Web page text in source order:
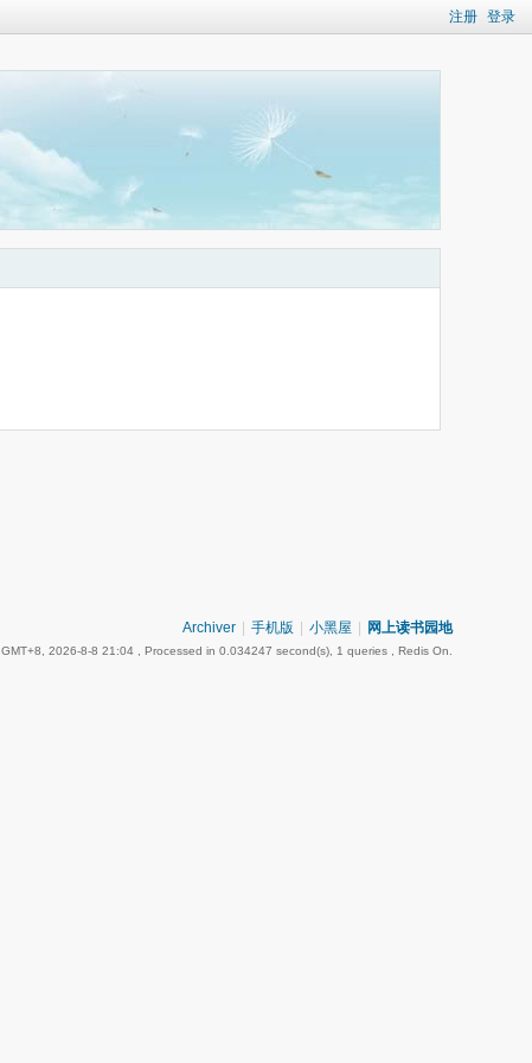
注册 登录
Archiver 手机版 小黑屋 网上读书园地
GMT+8, 2026-8-8 21:04 , Processed in 0.034247 second(s), 1 queries , Redis On.